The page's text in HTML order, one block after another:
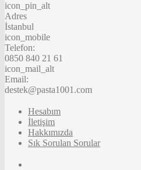
icon_pin_alt
Adres
İstanbul
icon_mobile
Telefon:
0850 840 21 61
icon_mail_alt
Email:
destek@pasta1001.com
Hesabım
İletişim
Hakkımızda
Sık Sorulan Sorular